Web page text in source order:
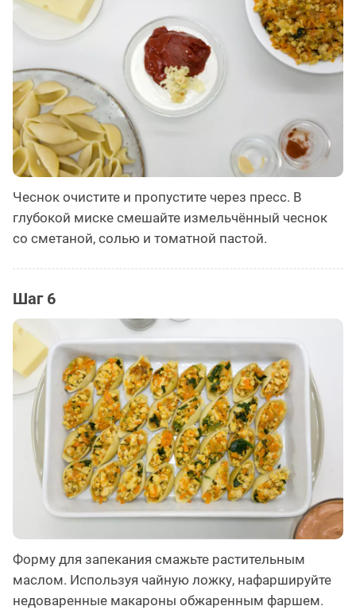
Чеснок очистите и пропустите через пресс. В
глубокой миске смешайте измельчённый чеснок
со сметаной, солью и томатной пастой.
Шаг 6
Форму для запекания смажьте растительным
маслом. Используя чайную ложку, нафаршируйте
недоваренные макароны обжаренным фаршем.